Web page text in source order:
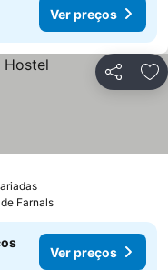
Ver preços
Partilhar
Farnals
Ver preços